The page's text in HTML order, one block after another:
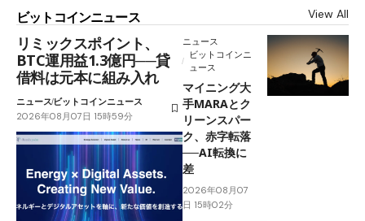
ビットコインニュース View All
リミックスポイント、
BTC運用益1.3億円──貸
借料は元本に組み入れ
ニュースビットコインニュース
2026年08月07日 15時59分
ニュース
ビットコインニ
ュース
マイニング大
手MARAとク
リーンスパー
ク、赤字転落
──AI転換に
差
2026年08月07
日 15時02分